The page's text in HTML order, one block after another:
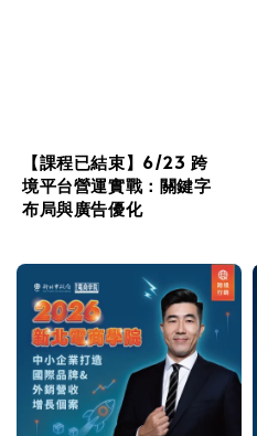
【課程已結束】6/23 跨
境平台營運實戰：關鍵字
布局與廣告優化